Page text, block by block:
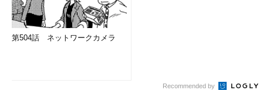
第504話 ネットワークカメラ
Recommended by